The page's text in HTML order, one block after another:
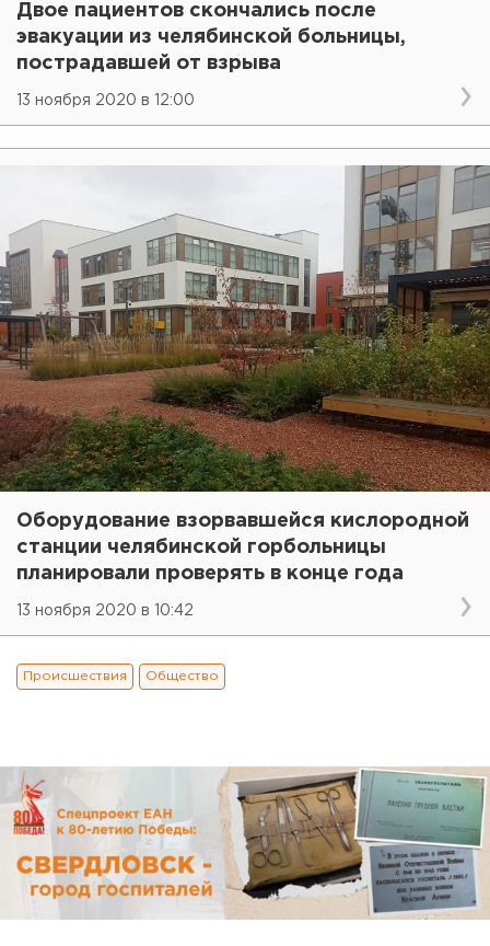
Двое пациентов скончались после
эвакуации из челябинской больницы,
пострадавшей от взрыва
13 ноября 2020 в 12:00
Оборудование взорвавшейся кислородной
станции челябинской горбольницы
планировали проверять в конце года
13 ноября 2020 в 10:42
Происшествия Общество